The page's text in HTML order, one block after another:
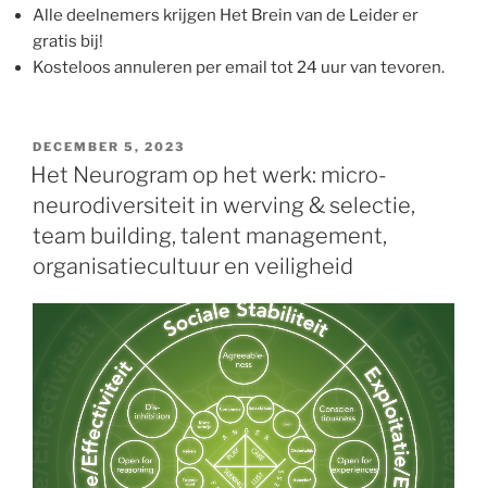
Alle deelnemers krijgen Het Brein van de Leider er
gratis bij!
Kosteloos annuleren per email tot 24 uur van tevoren.
GEPLAATST
OP
DECEMBER 5, 2023
Het Neurogram op het werk: micro-
neurodiversiteit in werving & selectie,
team building, talent management,
organisatiecultuur en veiligheid